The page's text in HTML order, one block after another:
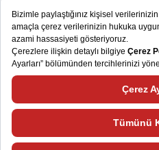
Sorumluluk
Bilgi Toplumu Hizmetleri
Size daha iyi bir kullanıcı deneyimi
çerezlerden ve web sitemizle nasıl
kaydedecek araçlardan faydalanıyoruz.